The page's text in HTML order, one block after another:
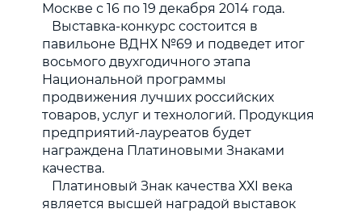
Москве с 16 по 19 декабря 2014 года.
Выставка-конкурс состоится в
павильоне ВДНХ №69 и подведет итог
восьмого двухгодичного этапа
Национальной программы
продвижения лучших российских
товаров, услуг и технологий. Продукция
предприятий-лауреатов будет
награждена Платиновыми Знаками
качества.
Платиновый Знак качества ХХI века
является высшей наградой выставок